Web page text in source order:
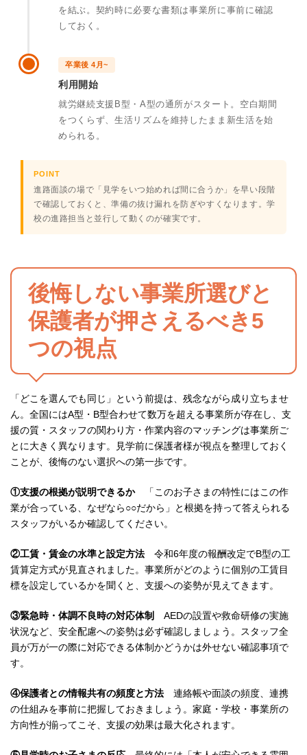
を結ぶ。契約時に必要な書類は事業所に事前に確認
しておく。
卒業後 4月~
利用開始
就労継続支援B型・A型の通所がスタート。空白期間
をつくらず、生活リズムを維持したまま新生活を始
められる。
POINT
進路面談の場で「見学をいつ始めれば間に合うか」を早い段階
で確認しておくと、準備の抜け漏れを防ぎやすくなります。学
校の進路担当と並行して動くのが確実です。
後悔しない事業所選びと
保護者が押さえるべき5
つの視点
「どこを選んでも同じ」という前提は、残念ながら成り立ちませ
ん。全国にはA型・B型合わせて数万を超える事業所が存在し、支
援の質・スタッフの関わり方・作業内容のマッチングは事業所ご
とに大きく異なります。見学前に保護者様が視点を整理しておく
ことが、後悔のない選択への第一歩です。
①支援の根拠が説明できるか「このお子さまの特性にはこの作
業が合っている、なぜなら○○だから」と根拠を持って答えられる
スタッフがいるか確認してください。
②工賃・賃金の水準と設定方法 令和6年度の報酬改定でB型の工
賃算定方式が見直されました。事業所がどのように個別の工賃目
標を設定しているかを聞くと、支援への姿勢が見えてきます。
③緊急時・体調不良時の対応体制
AEDの設置や救命研修の実施
状況など、安全配慮への姿勢は必ず確認しましょう。スタッフ全
員が万が一の際に対応できる体制かどうかは外せない確認事項で
す。
④保護者との情報共有の頻度と方法 連絡帳や面談の頻度、連携
の仕組みを事前に把握しておきましょう。家庭・学校・事業所の
方向性が揃ってこそ、支援の効果は最大化されます。